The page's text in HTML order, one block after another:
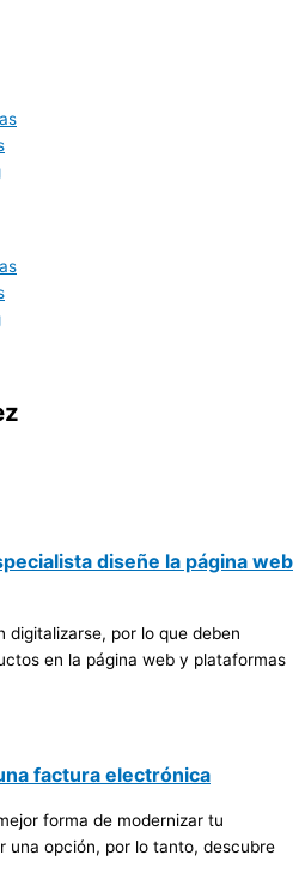
diseñe la página web
digitalizarse, por lo que deben
en la página web y plataformas
factura electrónica
forma de modernizar tu
una opción, por lo tanto, descubre